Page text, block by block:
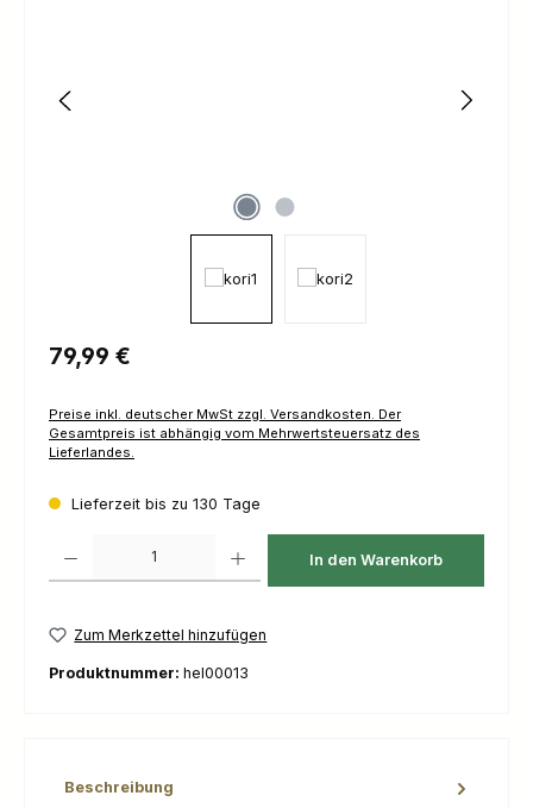
Regulärer Preis:
79,99 €
Preise inkl. deutscher MwSt zzgl. Versandkosten. Der
Gesamtpreis ist abhängig vom Mehrwertsteuersatz des
Lieferlandes.
Lieferzeit bis zu 130 Tage
In den Warenkorb
Zum Merkzettel hinzufügen
Produktnummer: hel00013
Beschreibung